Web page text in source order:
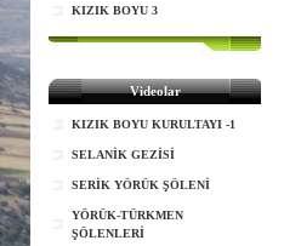
KIZIK BOYU 3
Videolar
KIZIK BOYU KURULTAYI -1
SELANİK GEZİSİ
SERİK YÖRÜK ŞÖLENİ
YÖRÜK-TÜRKMEN
ŞÖLENLERİ